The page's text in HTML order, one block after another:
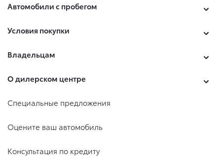
Автомобили с пробегом
Условия покупки
Владельцам
О дилерском центре
Специальные предложения
Оцените ваш автомобиль
Консультация по кредиту